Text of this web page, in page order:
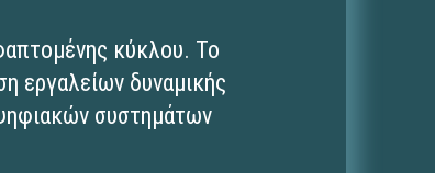
κύκλου. To
εργαλείων δυναμικής
συστημάτων